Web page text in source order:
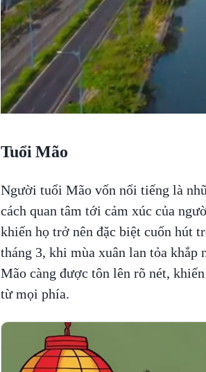
Tuổi Mão
Người tuổi Mão vốn nổi tiếng là
cách quan tâm tới cảm xúc của
khiến họ trở nên đặc biệt cuốn hút
tháng 3, khi mùa xuân lan tỏa khắp
Mão càng được tôn lên rõ nét,
từ mọi phía.